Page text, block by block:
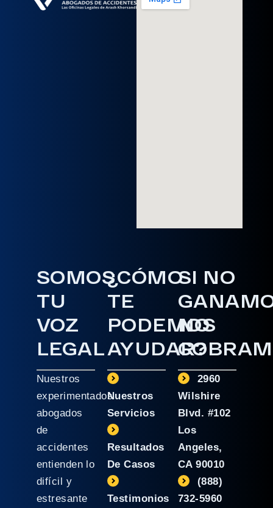
SOMOS
TU
VOZ
LEGAL
Nuestros
experimentados
abogados
de
accidentes
entienden lo
difícil y
estresante
¿CÓMO
TE
PODEMOS
AYUDAR?
Nuestros
Servicios
Resultados
De Casos
Testimonios
SI NO
NO
2960
Wilshire
Blvd. #102
Los
Angeles,
CA 90010
(888)
732-5960